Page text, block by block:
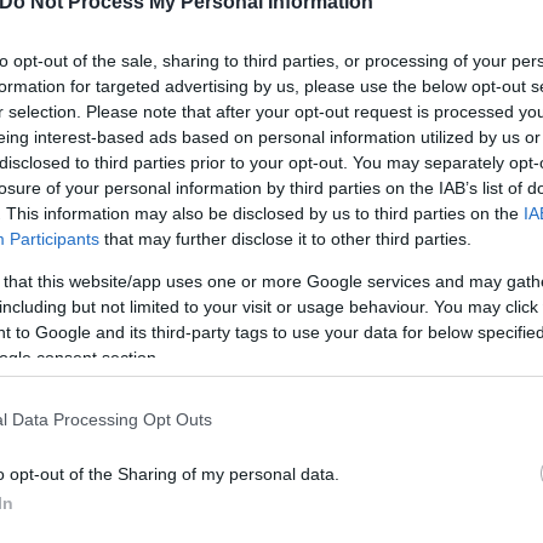
opt-out of the sale, sharing to third parties, or processing of your
for targeted advertising by us, please use the below opt-out
selection. Please note that after your opt-out request is processed
interest-based ads based on personal information utilized by us
to third parties prior to your opt-out. You may separately
of your personal information by third parties on the IAB’s list of
This information may also be disclosed by us to third parties on the
Participants that may further disclose it to other third parties.
that this website/app uses one or more Google services and may
but not limited to your visit or usage behaviour. You may
to Google and its third-party tags to use your data for below
consent section.
Data Processing Opt Outs
opt-out of the Sharing of my personal data.
νομοσχέδιο για τη νέα δομή τωνΕνόπλων
σε όλη τη χώρα, με καταληκτική ημερομηνία